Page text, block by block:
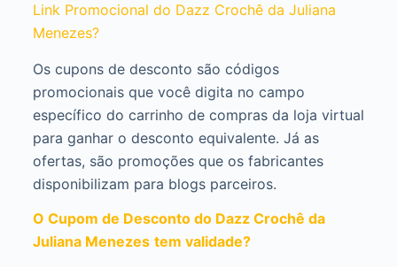
Link Promocional do Dazz Crochê da Juliana
Menezes?
Os cupons de desconto são códigos
promocionais que você digita no campo
específico do carrinho de compras da loja virtual
para ganhar o desconto equivalente. Já as
ofertas, são promoções que os fabricantes
disponibilizam para blogs parceiros.
O Cupom de Desconto do Dazz Crochê da
Juliana Menezes tem validade?